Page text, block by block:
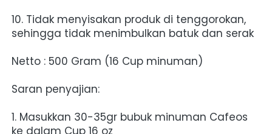
10. Tidak menyisakan produk di tenggorokan,
sehingga tidak menimbulkan batuk dan serak
Netto : 500 Gram (16 Cup minuman)
Saran penyajian:
1. Masukkan 30-35gr bubuk minuman Cafeos